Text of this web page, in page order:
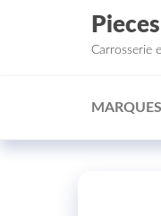
Aller au contenu
Carrosserie